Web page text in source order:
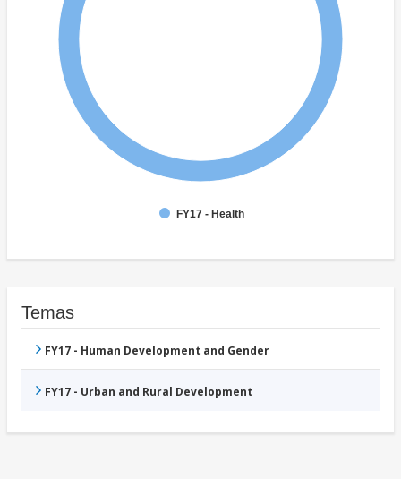
FY17 - Health
Temas
FY17 - Human Development and Gender
FY17 - Urban and Rural Development